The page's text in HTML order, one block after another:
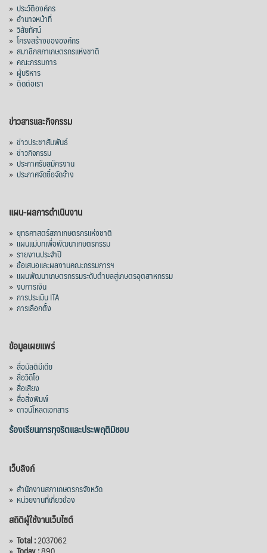
» ประวัติองค์กร
» อำนาจหน้าที่
» วิสัยทัศน์
» โครงสร้างขององค์กร
» สมาชิกสภาเกษตรกรแห่งชาติ
» คณะกรรมการ
» ผู้บริหาร
» ติดต่อเรา
ข่าวสารและกิจกรรม
» ข่าวประชาสัมพันธ์
» ข่าวกิจกรรม
» ประกาศรับสมัครงาน
» ประกาศจัดซื้อจัดจ้าง
แผน-ผลการดำเนินงาน
» ยุทธศาสตร์สภาเกษตรกรแห่งชาติ
» แผนแม่บทเพื่อพัฒนาเกษตรกรรม
» รายงานประจำปี
» ข้อเสนอและผลงานคณะกรรมการฯ
» แผนพัฒนาเกษตรกรรมระดับตำบลสู่เกษตรอุตสาหกรรม
» งบการเงิน
» การประเมิน ITA
» การเลือกตั้ง
ข้อมูลเผยแพร่
» สื่อมัลติมีเดีย
» สื่อวิดีโอ
» สื่อเสียง
» สื่อสิ่งพิมพ์
» ดาวน์โหลดเอกสาร
ร้องเรียนการทุจริตและประพฤติมิชอบ
เว็บลิงก์
» สำนักงานสภาเกษตรกรจังหวัด
» หน่วยงานที่เกี่ยวข้อง
สถิติผู้ใช้งานเว็บไซต์
» Total :2037062